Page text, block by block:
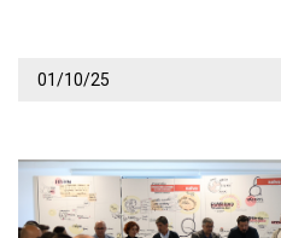
01/10/25